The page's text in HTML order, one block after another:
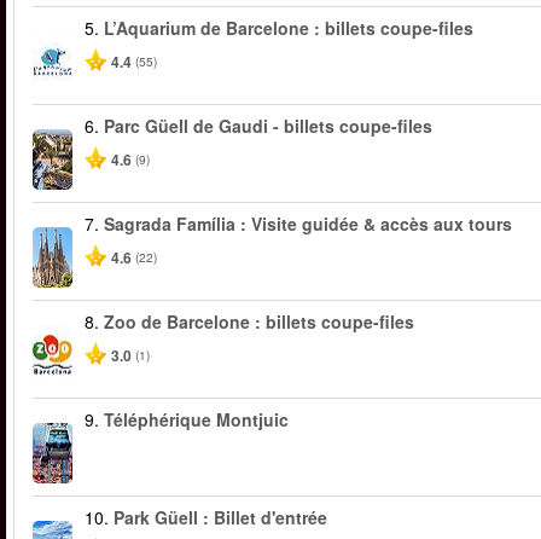
5. L’Aquarium de Barcelone : billets coupe-files
4.4 (55)
6. Parc Güell de Gaudi - billets coupe-files
4.6 (9)
7. Sagrada Família : Visite guidée & accès aux tours
4.6 (22)
8. Zoo de Barcelone : billets coupe-files
3.0 (1)
9. Téléphérique Montjuic
10. Park Güell : Billet d'entrée